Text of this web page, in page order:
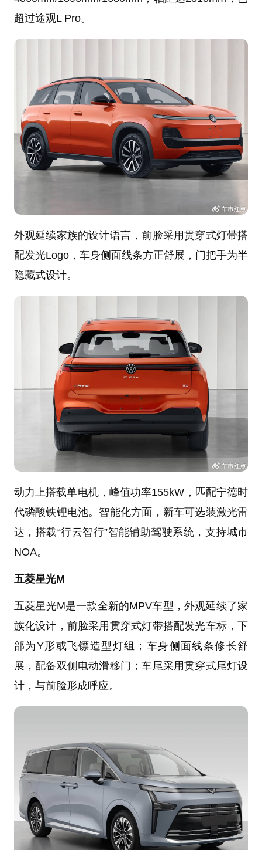
超过途观L Pro。
外观延续家族的设计语言，前脸采用贯穿式灯带搭
配发光Logo，车身侧面线条方正舒展，门把手为半
隐藏式设计。
动力上搭载单电机，峰值功率155kW，匹配宁德时
代磷酸铁锂电池。智能化方面，新车可选装激光雷
达，搭载“行云智行”智能辅助驾驶系统，支持城市
NOA。
五菱星光M
五菱星光M是一款全新的MPV车型，外观延续了家
族化设计，前脸采用贯穿式灯带搭配发光车标，下
部为Y形或飞镖造型灯组；车身侧面线条修长舒
展，配备双侧电动滑移门；车尾采用贯穿式尾灯设
计，与前脸形成呼应。